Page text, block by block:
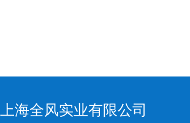
上海全风实业有限公司